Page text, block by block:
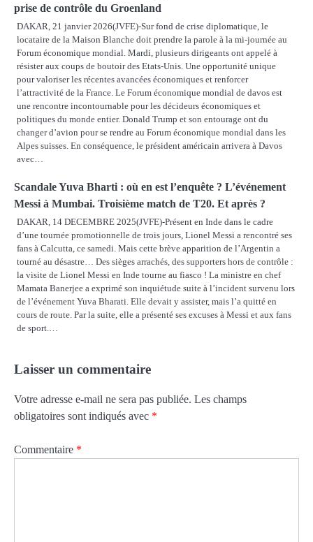
prise de contrôle du Groenland
DAKAR, 21 janvier 2026(JVFE)-Sur fond de crise diplomatique, le
locataire de la Maison Blanche doit prendre la parole à la mi-journée au
Forum économique mondial. Mardi, plusieurs dirigeants ont appelé à
résister aux coups de boutoir des Etats-Unis. Une opportunité unique
pour valoriser les récentes avancées économiques et renforcer
l’attractivité de la France. Le Forum économique mondial de davos est
une rencontre incontournable pour les décideurs économiques et
politiques du monde entier. Donald Trump et son entourage ont du
changer d’avion pour se rendre au Forum économique mondial dans les
Alpes suisses. En conséquence, le président américain arrivera à Davos
avec…
Scandale Yuva Bharti : où en est l’enquête ? L’événement
Messi à Mumbai. Troisième match de T20. Et après ?
DAKAR, 14 DECEMBRE 2025(JVFE)-Présent en Inde dans le cadre
d’une tournée promotionnelle de trois jours, Lionel Messi a rencontré ses
fans à Calcutta, ce samedi. Mais cette brève apparition de l’Argentin a
tourné au désastre… Des sièges arrachés, des supporters hors de contrôle :
la visite de Lionel Messi en Inde tourne au fiasco ! La ministre en chef
Mamata Banerjee a exprimé son inquiétude suite à l’incident survenu lors
de l’événement Yuva Bharati. Elle devait y assister, mais l’a quitté en
cours de route. Par la suite, elle a présenté ses excuses à Messi et aux fans
de sport.…
Laisser un commentaire
Votre adresse e-mail ne sera pas publiée. Les champs
obligatoires sont indiqués avec *
Commentaire *